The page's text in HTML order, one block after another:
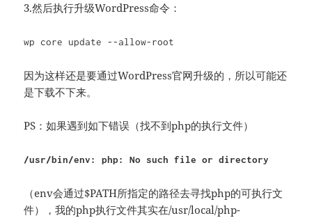
3.然后执行升级WordPress命令：
wp core update --allow-root
因为这样还是要通过WordPress官网升级的，所以可能还
是下载不下来。
PS：如果遇到如下错误（找不到php的执行文件）
/usr/bin/env: php: No such file or directory
（env会通过$PATH所指定的路径去寻找php的可执行文
件），我的php执行文件其实在/usr/local/php-